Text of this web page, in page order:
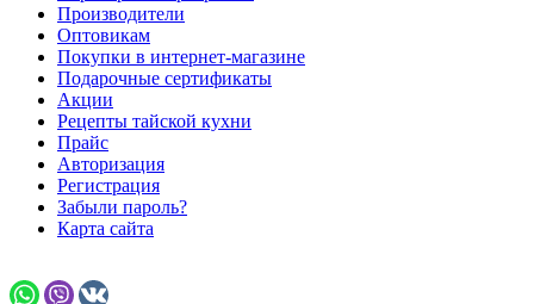
Производители
Оптовикам
Покупки в интернет-магазине
Подарочные сертификаты
Акции
Рецепты тайской кухни
Прайс
Авторизация
Регистрация
Забыли пароль?
Карта сайта